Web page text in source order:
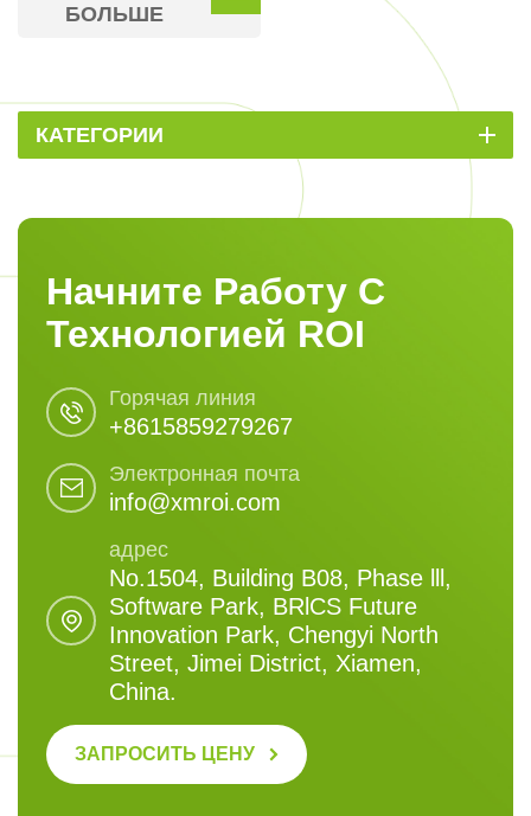
БОЛЬШЕ
КАТЕГОРИИ
Начните Работу С
Технологией ROI
Горячая линия
+8615859279267
Электронная почта
info@xmroi.com
адрес
No.1504, Building B08, Phase lll,
Software Park, BRlCS Future
Innovation Park, Chengyi North
Street, Jimei District, Xiamen,
China.
ЗАПРОСИТЬ ЦЕНУ